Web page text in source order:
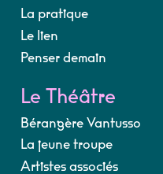
La pratique
Le lien
Penser demain
Le Théâtre
Bérangère Vantusso
La jeune troupe
Artistes associés